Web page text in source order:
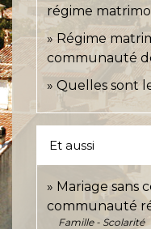
régime
Régime
communauté
Quelles sont
Et aussi
Mariage sans
communauté
Famille - Scolarité